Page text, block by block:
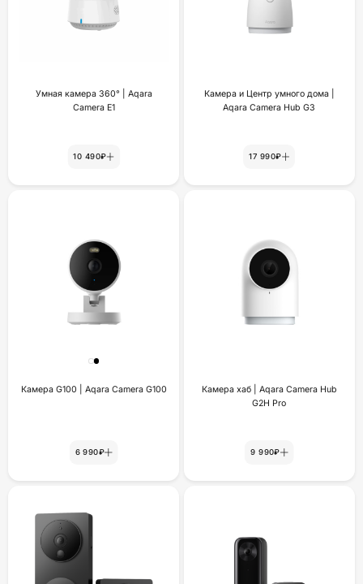
Умная камера 360° | Aqara
Camera E1
10 490₽
Камера и Центр умного дома |
Aqara Camera Hub G3
17 990₽
Камера G100 | Aqara Camera G100
6 990₽
Камера хаб | Aqara Camera Hub
G2H Pro
9 990₽